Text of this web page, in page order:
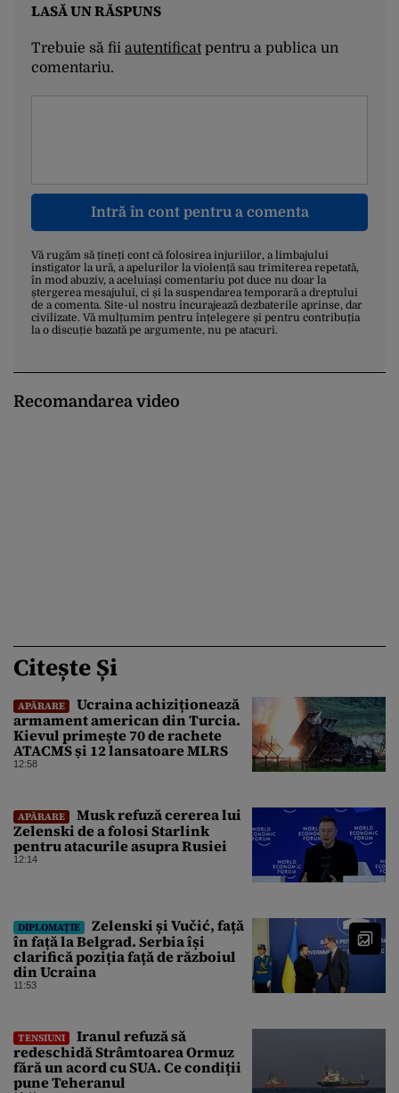
LASĂ UN RĂSPUNS
Trebuie să fii autentificatpentru a publica un
comentariu.
Intră în cont pentru a comenta
Vă rugăm să țineți cont că folosirea injuriilor, a limbajului
instigator la ură, a apelurilor la violență sau trimiterea repetată,
în mod abuziv, a aceluiași comentariu pot duce nu doar la
ștergerea mesajului, ci și la suspendarea temporară a dreptului
de a comenta. Site-ul nostru încurajează dezbaterile aprinse, dar
civilizate. Vă mulțumim pentru înțelegere și pentru contribuția
la o discuție bazată pe argumente, nu pe atacuri.
Recomandarea video
Citește Și
APĂRARE
Ucraina achiziționează
armament american din Turcia.
Kievul primește 70 de rachete
ATACMS și 12 lansatoare MLRS
12:58
APĂRARE
Musk refuză cererea lui
Zelenski de a folosi Starlink
pentru atacurile asupra Rusiei
12:14
DIPLOMAȚIE
Zelenski și Vučić, față
în față la Belgrad. Serbia își
clarifică poziția față de războiul
din Ucraina
11:53
TENSIUNI
Iranul refuză să
redeschidă Strâmtoarea Ormuz
fără un acord cu SUA. Ce condiții
pune Teheranul